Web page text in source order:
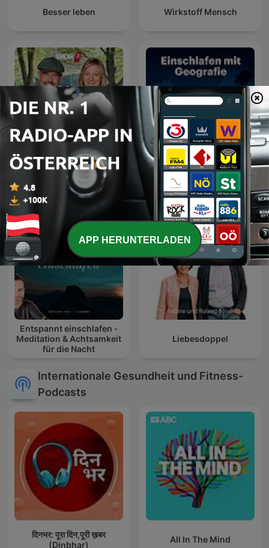
Besser leben Wirkstoff Mensch
WDR 2 Frag dich fit – mit
Doc Esser und Johanna
Einschlafen mit Geografie
Entspannt einschlafen -
Meditation & Achtsamkeit
für die Nacht
Liebesdoppel
Internationale Gesundheit und Fitness-
Podcasts
दिनभर: पूरा दिन,पूरी ख़बर
(Dinbhar)
All In The Mind
APP HERUNTERLADEN